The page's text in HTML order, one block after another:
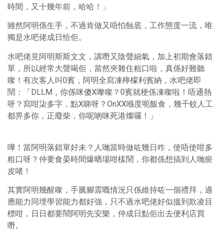
時間，又十幾年前，哈哈！」
雖然阿明係生手，不過肯做又唔怕蝕底，工作態度一流，唯
獨是水吧佬成日恰佢。
水吧佬見阿明斯斯文文，講嘢又陰聲細氣，加上初期會落錯
單，所以經常大聲喝佢，當然夾雜住粗口啦，真係好難聽
㗎！有次客人叫0賓，阿明全寫凍檸檬利賓納，水吧佬即
鬧：「DLLM，你係咪傻X嚟㗎？0賓就梗係凍㗎啦！唔通熱
呀？寫咁柒多字，點X睇呀？OnXX喺度呃飯食，幾千蚊人工
都畀多你，正廢柴，你呢啲咪死港燦囉！」
嘩！當阿明落錯單好未？人哋當時做咗幾日咋，使唔使咁多
粗口呀？仲要食晏時間爆晒場咁樣鬧，你都係想搞到人哋瘀
皮啫！
其實阿明幾醒㗎，手騰腳震嘅情況只係維持咗一個禮拜，適
應能力同埋學習能力都好強，只不過水吧佬好似搵到欺凌目
標咁，日日都要鬧阿明先安樂，仲成日點佢出去便利店買
嘢。